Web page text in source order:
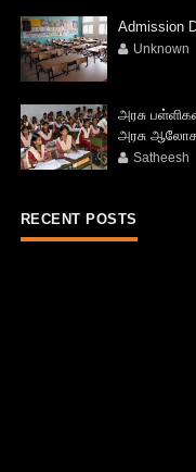
Admission
Unknown
அரசு
அரசு
Satheesh
RECENT POSTS